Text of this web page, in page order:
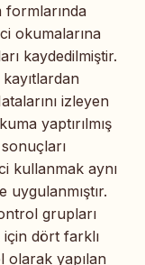
okumalarına
kaydedilmiştir.
izleyen
yaptırılmış
kullanmak aynı
uygulanmıştır.
grupları
dört farklı
olarak yapılan